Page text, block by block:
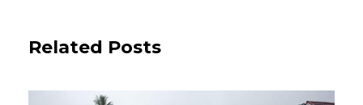
Related Posts